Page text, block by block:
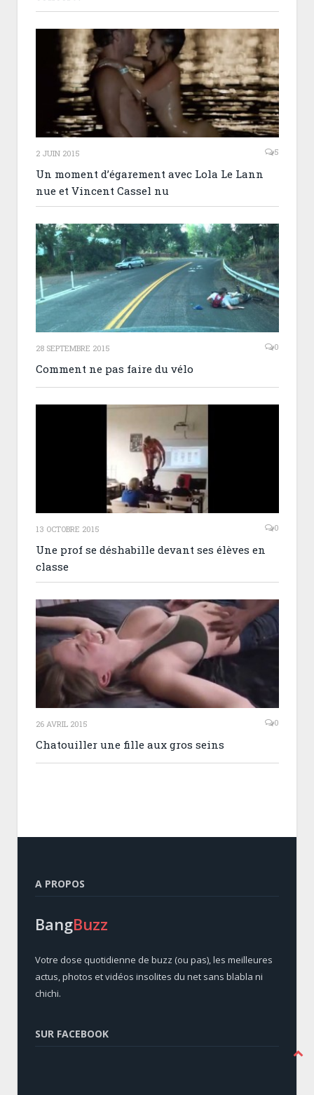
2 JUIN 2015 5
Un moment d’égarement avec Lola Le Lann
nue et Vincent Cassel nu
28 SEPTEMBRE 2015 0
Comment ne pas faire du vélo
13 OCTOBRE 2015 0
Une prof se déshabille devant ses élèves en
classe
26 AVRIL 2015 0
Chatouiller une fille aux gros seins
A PROPOS
BangBuzz
Votre dose quotidienne de buzz (ou pas), les meilleures
actus, photos et vidéos insolites du net sans blabla ni
chichi.
SUR FACEBOOK